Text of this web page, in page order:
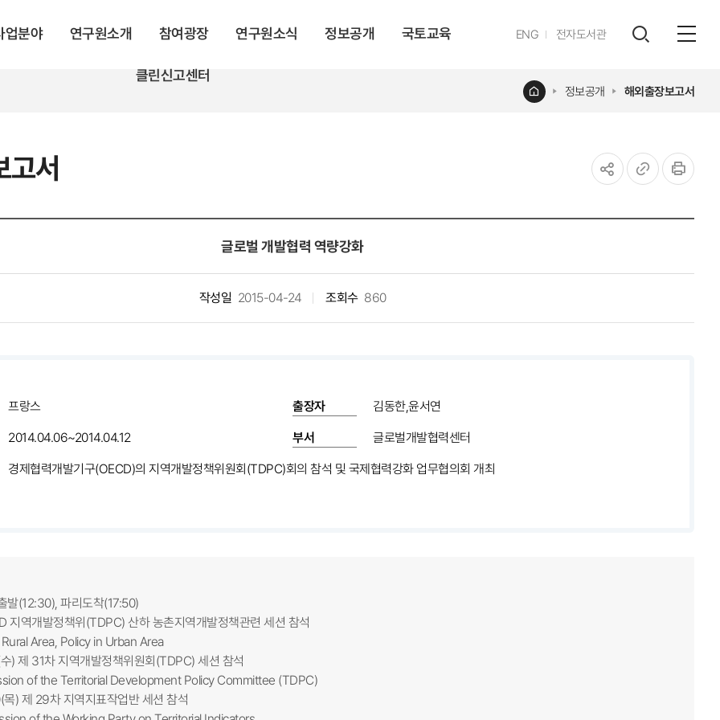
업분야 연구원소개 참여광장 연구원소식 정보공개 국토교육
클린신고센터
ENG영문전자도서관
레이어
고서
홈 정보공개 해외출장보고서
글로벌 개발협력 역량강화
작성일 2015-04-24 조회수 860
프랑스 출장자 김동한,윤서연
2014.04.06~2014.04.12 부서 글로벌개발협력센터
경제협력개발기구(OECD)의 지역개발정책위원회(TDPC)회의 참석 및 국제협력강화 업무협의회 개최
(12:30), 파리도착(17:50)
역개발정책위(TDPC) 산하 농촌지역개발정책관련 세션 참석
Area, Policy in Urban Area
제 31차 지역개발정책위원회(TDPC) 세션 참석
of the Territorial Development Policy Committee (TDPC)
) 제 29차 지역지표작업반 세션 참석